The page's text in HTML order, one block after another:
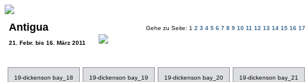
Antigua
21. Febr. bis 16. März 2011
Gehe zu Seite: 1 2 3 4 5 6 7 8 9 10 11 12 13 14 15 16 17
19-dickenson bay_18 19-dickenson bay_19 19-dickenson bay_20 19-dickenson bay_21